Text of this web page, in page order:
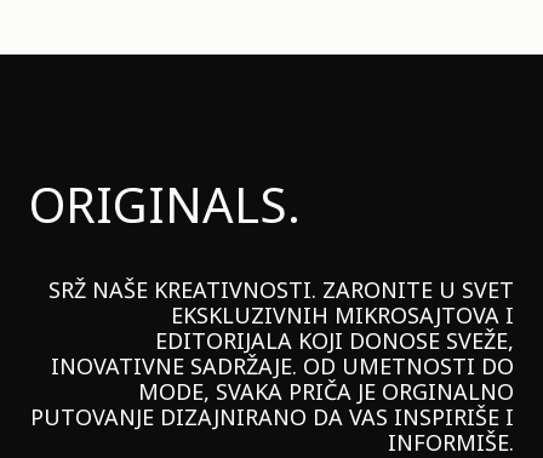
ORIGINALS.
SRŽ NAŠE KREATIVNOSTI. ZARONITE U SVET
EKSKLUZIVNIH MIKROSAJTOVA I
EDITORIJALA KOJI DONOSE SVEŽE,
INOVATIVNE SADRŽAJE. OD UMETNOSTI DO
MODE, SVAKA PRIČA JE ORGINALNO
PUTOVANJE DIZAJNIRANO DA VAS INSPIRIŠE I
INFORMIŠE.